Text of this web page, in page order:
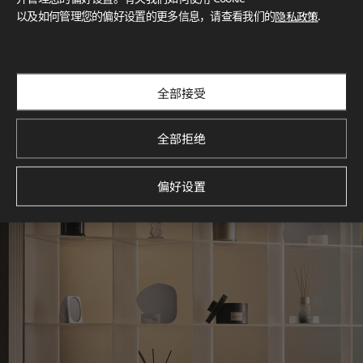
探索空间灵感‌ LX Hausys BENIF通过多功能应用方案，为您呈
查看更多
以及如何管理您的偏好设置的更多信息，请查看我们的隐私政策.
全部接受
全部拒绝
偏好设置